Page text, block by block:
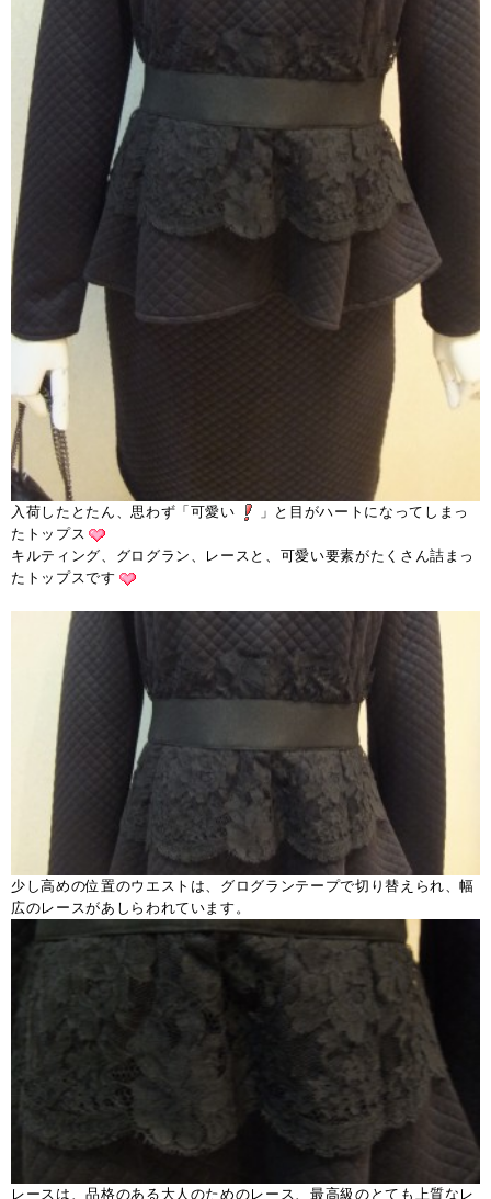
入荷したとたん、思わず「可愛い
」と目がハートになってしまっ
たトップス
キルティング、グログラン、レースと、可愛い要素がたくさん詰まっ
たトップスです
少し高めの位置のウエストは、グログランテープで切り替えられ、幅
広のレースがあしらわれています。
レースは、品格のある大人のためのレース、最高級のとても上質なレ